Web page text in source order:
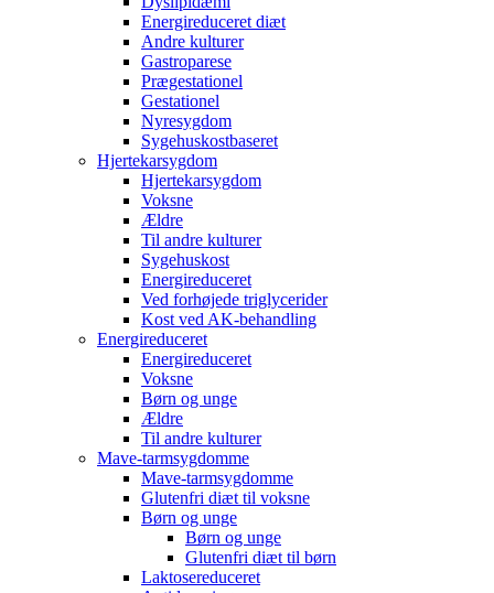
Energireduceret diæt
Andre kulturer
Gastroparese
Prægestationel
Gestationel
Nyresygdom
Sygehuskostbaseret
Hjertekarsygdom
Hjertekarsygdom
Voksne
Ældre
Til andre kulturer
Sygehuskost
Energireduceret
Ved forhøjede triglycerider
Kost ved AK-behandling
Energireduceret
Energireduceret
Voksne
Børn og unge
Ældre
Til andre kulturer
Mave-tarmsygdomme
Mave-tarmsygdomme
Glutenfri diæt til voksne
Børn og unge
Børn og unge
Glutenfri diæt til børn
Laktosereduceret